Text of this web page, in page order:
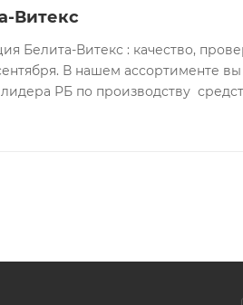
увеличить тонкие губы,
Витекс
Белита-Витекс : качество,
В нашем ассортименте
лидера РБ по производству